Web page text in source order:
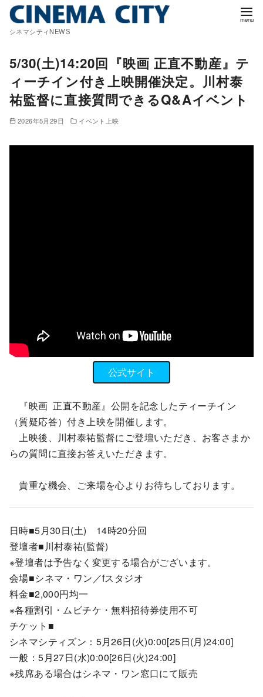
シネマシティNEWS
5/30(土)14:20回『映画 正直不動産』テ
ィーチイン付き上映開催決定。川村泰
祐監督に直接質問できるQ&Aイベント
2026年5月29日 イベント上映
公式サイト
『映画 正直不動産』公開を記念したティーチイン
（質疑応答）付き上映を開催します。
上映後、川村泰祐監督にご登壇いただき、お客さまか
らの質問に直接お答えいただきます。
貴重な機会、ご来場を心よりお待ちしております。
日時■5月30日(土) 14時20分回
登壇者■川村泰祐(監督)
※登壇者は予告なく変更する場合がございます。
会場■シネマ・ワン／fスタジオ
料金■2,000円均一
※各種割引・ムビチケ・無料招待券使用不可
チケット■
シネマシティズン：5月26日(火)0:00[25日(月)24:00]
一般：5月27日(水)0:00[26日(火)24:00]
※残席ある場合はシネマ・ワン窓口にて販売